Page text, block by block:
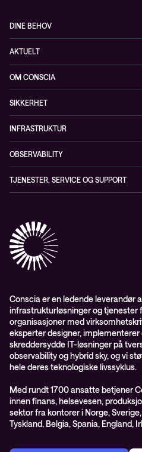
DINE BEHOV
Sikkerhet
Observability
Tjenester, service og support
AKTUELT
Referanser
Whitepapers
Blogg
Nyheter
OM CONSCIA
Ansatte
Partnere
Presserom
Aktsomhetsvurdering
SIKKERHET
Sikkerhetsløsninger
Conscia ThreatInsights
INFRASTRUKTUR
Løsninger
OBSERVABILITY
TJENESTER, SERVICE OG SUPPORT
Conscia Education Services
Conscia er en ledende leverandør
infrastrukturløsninger og tjenester
organisasjoner med
eksperter designer,
skreddersydde IT-løsninger på
observability og hybrid sky, og vi
hele deres teknologiske livssyklus.
Med rundt 1700 ansatte betjener
innen finans, helsevesen,
sektor fra kontorer i Norge,
Tyskland, Belgia, Spania, England,